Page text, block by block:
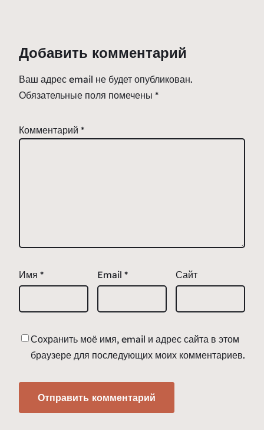
Добавить комментарий
Ваш адрес email не будет опубликован.
Обязательные поля помечены *
Комментарий *
Имя * Email * Сайт
Сохранить моё имя, email и адрес сайта в этом
браузере для последующих моих комментариев.